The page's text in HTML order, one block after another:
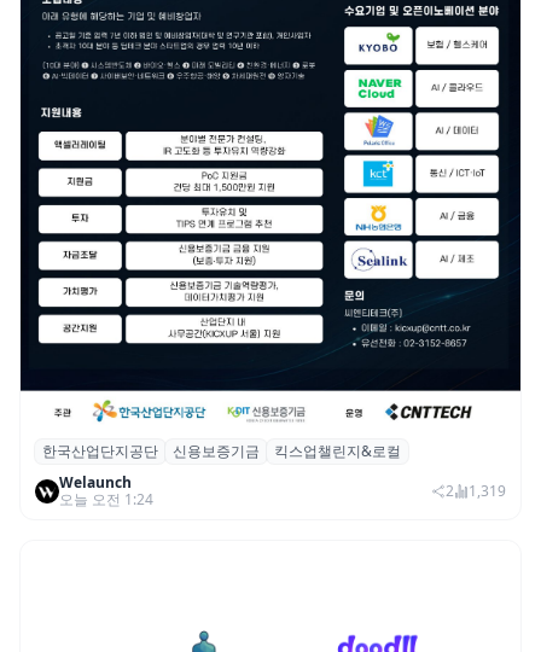
산단공·신보, 2026 ‘킥스업 챌린지&로컬’ 참
여 스타트업 모집
한국산업단지공단 신용보증기금
킥스업챌린지&로컬
Welaunch
오늘 오전 1:24
2 1,319